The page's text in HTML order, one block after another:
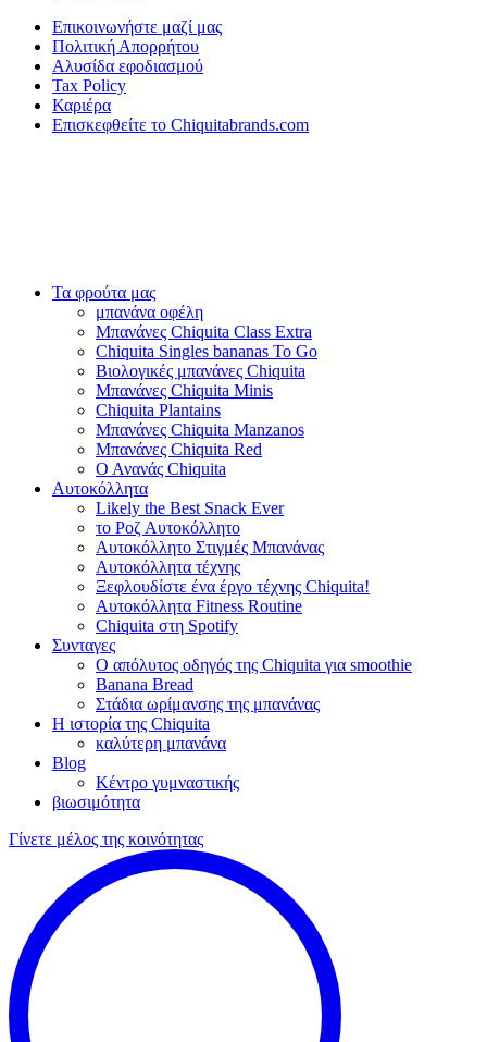
Επικοινωνήστε μαζί μας
Πολιτική Απορρήτου
Αλυσίδα εφοδιασμού
Tax Policy
Καριέρα
Επισκεφθείτε το Chiquitabrands.com
Τα φρούτα μας
μπανάνα οφέλη
Μπανάνες Chiquita Class Extra
Chiquita Singles bananas To Go
Βιολογικές μπανάνες Chiquita
Μπανάνες Chiquita Minis
Chiquita Plantains
Μπανάνες Chiquita Manzanos
Μπανάνες Chiquita Red
Ο Ανανάς Chiquita
Αυτοκόλλητα
Likely the Best Snack Ever
το Ροζ Αυτοκόλλητο
Αυτοκόλλητο Στιγμές Μπανάνας
Αυτοκόλλητα τέχνης
Ξεφλουδίστε ένα έργο τέχνης Chiquita!
Αυτοκόλλητα Fitness Routine
Chiquita στη Spotify
Συνταγες
Ο απόλυτος οδηγός της Chiquita για smoothie
Banana Bread
Στάδια ωρίμανσης της μπανάνας
Η ιστορία της Chiquita
καλύτερη μπανάνα
Blog
Κέντρο γυμναστικής
βιωσιμότητα
Γίνετε μέλος της κοινότητας